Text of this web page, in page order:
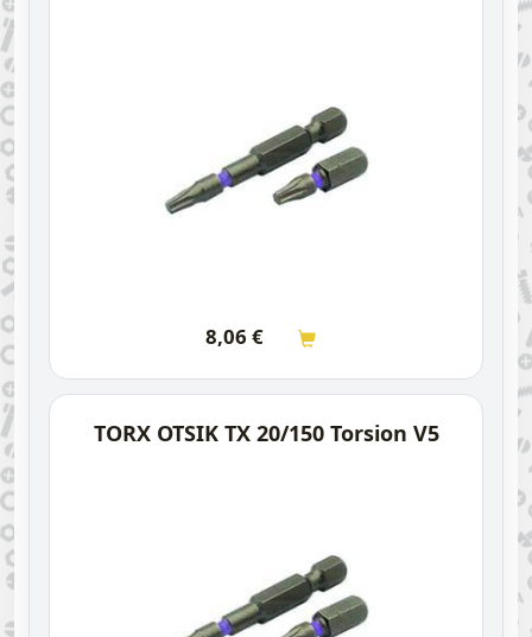
8,06 €
TORX OTSIK TX 20/150 Torsion V5